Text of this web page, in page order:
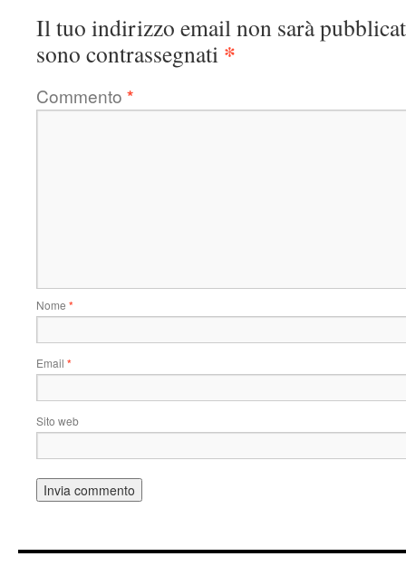
Il tuo indirizzo email non sarà
sono contrassegnati *
Commento *
Nome *
Email *
Sito web